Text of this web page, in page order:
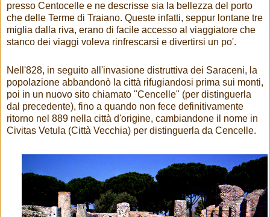
presso Centocelle e ne descrisse sia la bellezza del porto
che delle Terme di Traiano. Queste infatti, seppur lontane tre
miglia dalla riva, erano di facile accesso al viaggiatore che
stanco dei viaggi voleva rinfrescarsi e divertirsi un po'.
Nell'828, in seguito all'invasione distruttiva dei Saraceni, la
popolazione abbandonò la città rifugiandosi prima sui monti,
poi in un nuovo sito chiamato "Cencelle" (per distinguerla
dal precedente), fino a quando non fece definitivamente
ritorno nel 889 nella città d'origine, cambiandone il nome in
Civitas Vetula (Città Vecchia) per distinguerla da Cencelle.